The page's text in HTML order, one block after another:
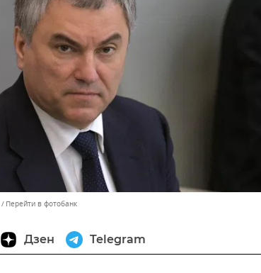
Перейти в фотобанк
Дзен Telegram